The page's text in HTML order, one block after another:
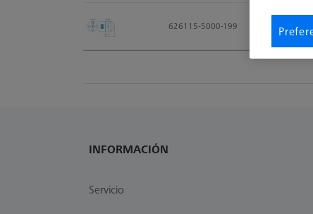
626115-5000-199
INFORMACIÓN
Servicio